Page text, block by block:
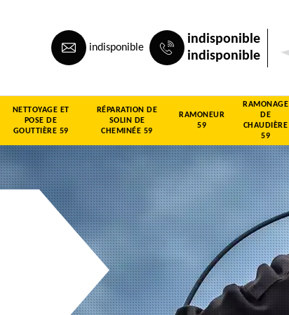
indisponible
indisponible
indisponible
NETTOYAGE ET
POSE DE
GOUTTIÈRE 59
RÉPARATION DE
SOLIN DE
CHEMINÉE 59
RAMONEUR
59
RAMONAGE
DE
CHAUDIÈRE
59